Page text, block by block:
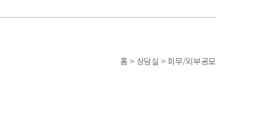
홈 > 상담실 > 회무/외부공모